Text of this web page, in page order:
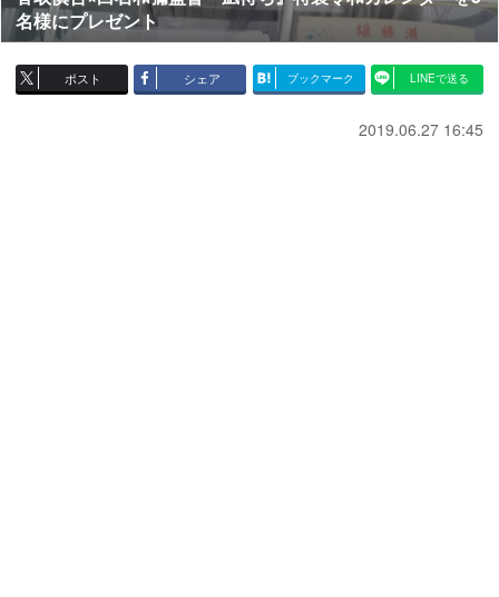
名様にプレゼント
ポスト シェア ブックマーク LINEで送る
2019.06.27 16:45